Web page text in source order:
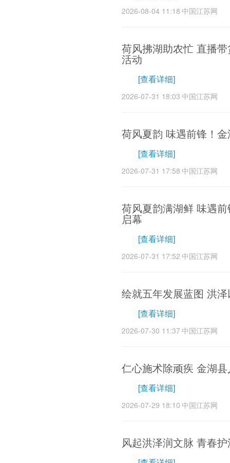
2026-08-04 11:18 中国江苏网
荷风拂湖助农忙 直播
活动
[查看详细]
2026-07-31 18:03 中国江苏网
荷风夏韵 味遇前锋！
[查看详细]
2026-07-31 17:58 中国江苏网
荷风夏韵满湖鲜 味遇
启幕
[查看详细]
2026-07-31 17:52 中国江苏网
绘就五年发展蓝图 洪
[查看详细]
2026-07-30 11:37 中国江苏网
仁心施术除顽疾 金湖
[查看详细]
2026-07-29 18:10 中国江苏网
风起洪泽润文脉 青春